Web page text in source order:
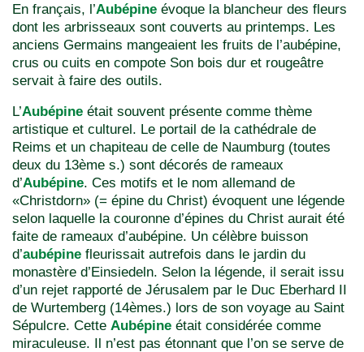
En français, l’Aubépine évoque la blancheur des fleurs
dont les arbrisseaux sont couverts au printemps. Les
anciens Germains mangeaient les fruits de l’aubépine,
crus ou cuits en compote Son bois dur et rougeâtre
servait à faire des outils.
L’Aubépine était souvent présente comme thème
artistique et culturel. Le portail de la cathédrale de
Reims et un chapiteau de celle de Naumburg (toutes
deux du 13ème s.) sont décorés de rameaux
d’Aubépine. Ces motifs et le nom allemand de
«Christdorn» (= épine du Christ) évoquent une légende
selon laquelle la couronne d’épines du Christ aurait été
faite de rameaux d’aubépine. Un célèbre buisson
d’aubépine fleurissait autrefois dans le jardin du
monastère d’Einsiedeln. Selon la légende, il serait issu
d’un rejet rapporté de Jérusalem par le Duc Eberhard II
de Wurtemberg (14èmes.) lors de son voyage au Saint
Sépulcre. Cette Aubépine était considérée comme
miraculeuse. Il n’est pas étonnant que l’on se serve de